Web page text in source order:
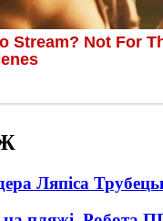
Ляпіса